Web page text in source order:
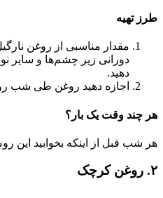
طرز تهیه
مقدار مناسبی از روغن
دورانی زیر چشم‌ها و سایر
دهید.
اجازه دهید روغن طی شب
هر چند وقت یک بار؟
هر شب قبل از اینکه بخوابید این
۲. روغن کرچک